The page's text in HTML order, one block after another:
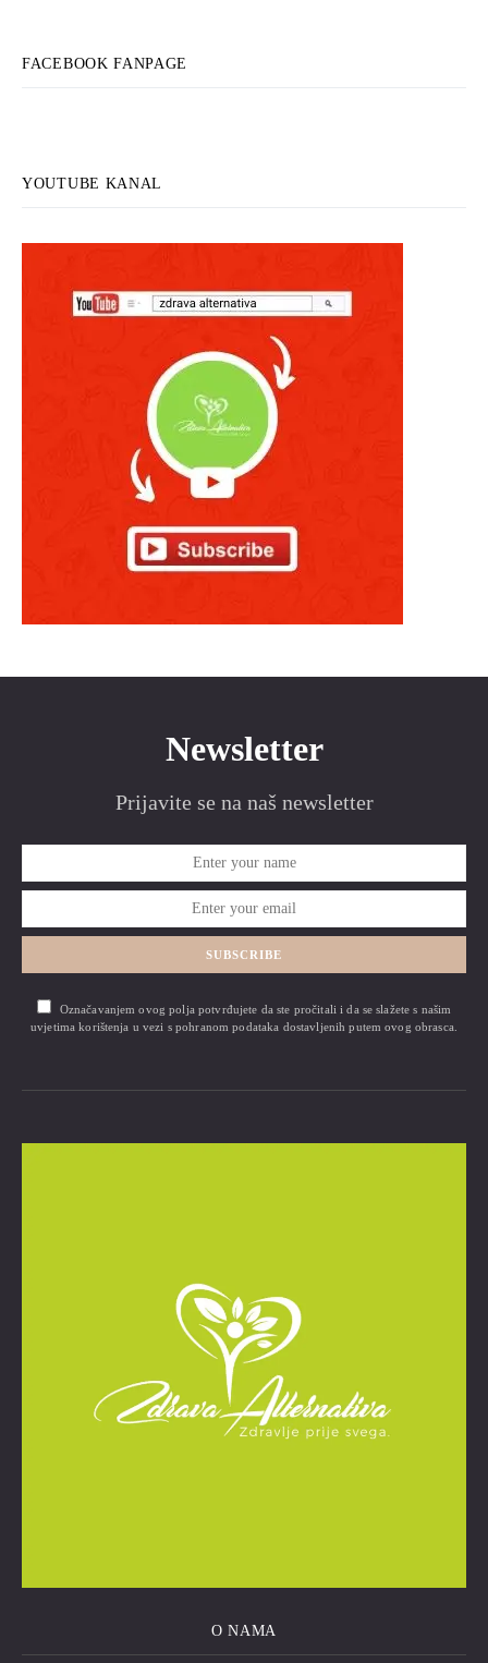
FACEBOOK FANPAGE
YOUTUBE KANAL
Newsletter
Prijavite se na naš newsletter
SUBSCRIBE
Označavanjem ovog polja potvrđujete da ste pročitali i da se slažete s našim
uvjetima korištenja u vezi s pohranom podataka dostavljenih putem ovog obrasca.
O NAMA